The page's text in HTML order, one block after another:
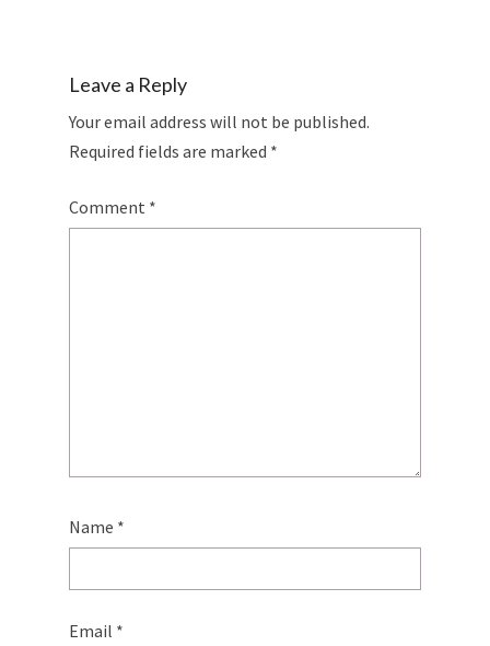
Leave a Reply
Your email address will not be published.
Required fields are marked *
Comment *
Name *
Email *